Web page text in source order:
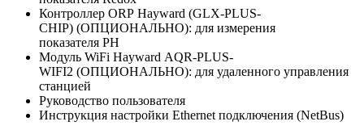
Контроллер ORP Hayward (GLX-PLUS-
CHIP) (ОПЦИОНАЛЬНО): для измерения
показателя PH
Модуль WiFi Hayward AQR-PLUS-
WIFI2 (ОПЦИОНАЛЬНО): для удаленного управления
станцией
Руководство пользователя
Инструкция настройки Ethernet подключения (NetBus)